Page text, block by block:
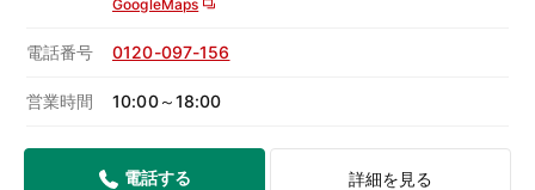
GoogleMaps
電話番号 0120-097-156
営業時間 10:00～18:00
電話する 詳細を見る